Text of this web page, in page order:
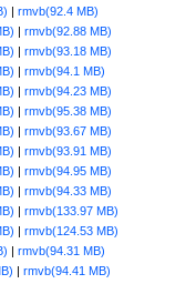
| rmvb(92.4 MB)
| rmvb(92.88 MB)
| rmvb(93.18 MB)
| rmvb(94.1 MB)
| rmvb(94.23 MB)
| rmvb(95.38 MB)
| rmvb(93.67 MB)
| rmvb(93.91 MB)
| rmvb(94.95 MB)
| rmvb(94.33 MB)
| rmvb(133.97 MB)
| rmvb(124.53 MB)
| rmvb(94.31 MB)
| rmvb(94.41 MB)